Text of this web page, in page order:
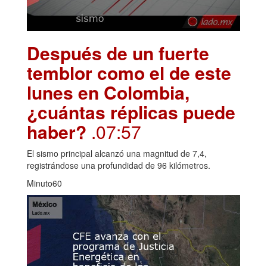
Después de un fuerte
temblor como el de este
lunes en Colombia,
¿cuántas réplicas puede
haber? .07:57
El sismo principal alcanzó una magnitud de 7,4,
registrándose una profundidad de 96 kilómetros.
Minuto60